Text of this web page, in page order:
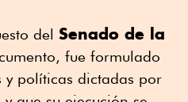
del Senado de la
fue formulado
políticas dictadas por